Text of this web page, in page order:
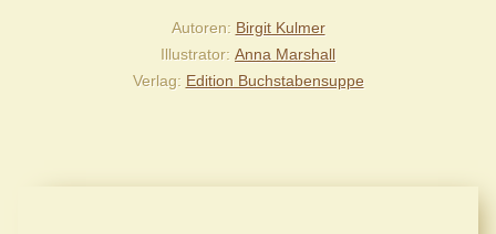
Autoren Birgit Kulmer
Illustrator Anna Marshall
Verlag Edition Buchstabensuppe